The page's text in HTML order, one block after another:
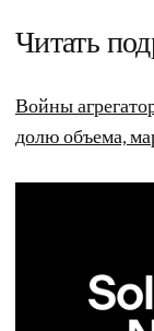
Читать
Войны
долю объема,